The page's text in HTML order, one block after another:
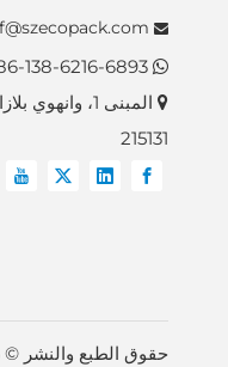


138-6216-6893+

المبنى 1،
215131
حقوق الطبع والنشر ©